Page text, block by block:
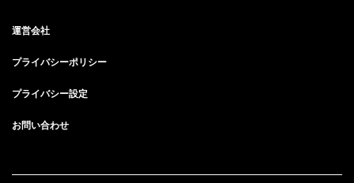
運営会社
プライバシーポリシー
プライバシー設定
お問い合わせ